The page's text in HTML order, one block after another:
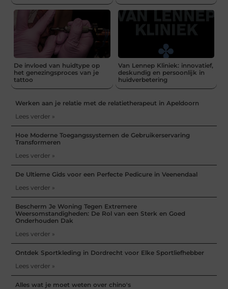
De invloed van huidtype op
het genezingsproces van je
tattoo
Van Lennep Kliniek: innovatief,
deskundig en persoonlijk in
huidverbetering
Werken aan je relatie met de relatietherapeut in Apeldoorn
Lees verder »
Hoe Moderne Toegangssystemen de Gebruikerservaring
Transformeren
Lees verder »
De Ultieme Gids voor een Perfecte Pedicure in Veenendaal
Lees verder »
Bescherm Je Woning Tegen Extremere
Weersomstandigheden: De Rol van een Sterk en Goed
Onderhouden Dak
Lees verder »
Ontdek Sportkleding in Dordrecht voor Elke Sportliefhebber
Lees verder »
Alles wat je moet weten over chino's